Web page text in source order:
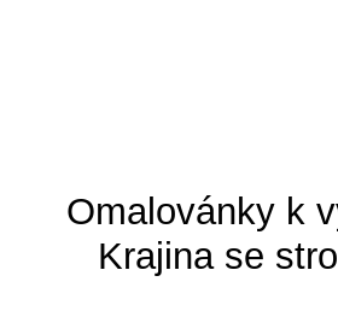
Omalovánky k
Krajina se